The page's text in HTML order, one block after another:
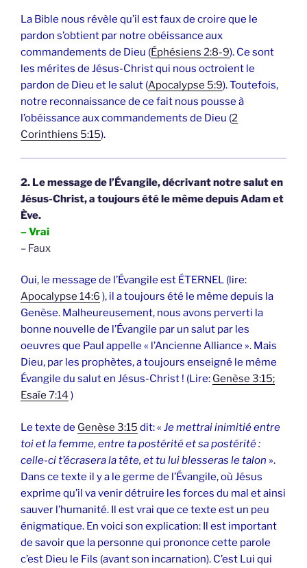
La Bible nous révèle qu’il est faux de croire que le
pardon s’obtient par notre obéissance aux
commandements de Dieu (Éphésiens 2:8-9). Ce sont
les mérites de Jésus-Christ qui nous octroient le
pardon de Dieu et le salut (Apocalypse 5:9). Toutefois,
notre reconnaissance de ce fait nous pousse à
l’obéissance aux commandements de Dieu (2
Corinthiens 5:15).
2. Le message de l’Évangile, décrivant notre salut en
Jésus-Christ, a toujours été le même depuis Adam et
Ève.
– Vrai
– Faux
Oui, le message de l’Évangile est ÉTERNEL (lire:
Apocalypse 14:6 ), il a toujours été le même depuis la
Genèse. Malheureusement, nous avons perverti la
bonne nouvelle de l’Évangile par un salut par les
oeuvres que Paul appelle « l’Ancienne Alliance ». Mais
Dieu, par les prophètes, a toujours enseigné le même
Évangile du salut en Jésus-Christ ! (Lire: Genèse 3:15;
Esaïe 7:14 )
Le texte de Genèse 3:15 dit: « Je mettrai inimitié entre
toi et la femme, entre ta postérité et sa postérité :
celle-ci t’écrasera la tête, et tu lui blesseras le talon ».
Dans ce texte il y a le germe de l’Évangile, où Jésus
exprime qu’il va venir détruire les forces du mal et ainsi
sauver l’humanité. Il est vrai que ce texte est un peu
énigmatique. En voici son explication: Il est important
de savoir que la personne qui prononce cette parole
c’est Dieu le Fils (avant son incarnation). C’est Lui qui